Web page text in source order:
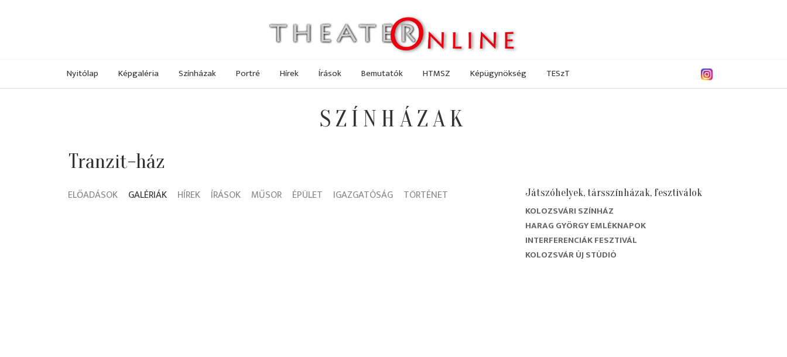
Nyitólap Képgaléria Színházak Portré Hírek Írások Bemutatók HTMSZ Képügynökség TESzT
SZÍNHÁZAK
Tranzit-ház
ELŐADÁSOK GALÉRIÁK HÍREK ÍRÁSOK MŰSOR ÉPÜLET IGAZGATÓSÁG TÖRTÉNET Játszóhelyek, társszínházak, fesztiválok
KOLOZSVÁRI SZÍNHÁZ
HARAG GYÖRGY EMLÉKNAPOK
INTERFERENCIÁK FESZTIVÁL
KOLOZSVÁR ÚJ STÚDIÓ